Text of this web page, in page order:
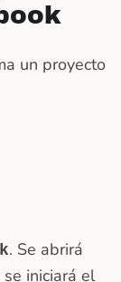
un proyecto
. Se abrirá
iniciará el